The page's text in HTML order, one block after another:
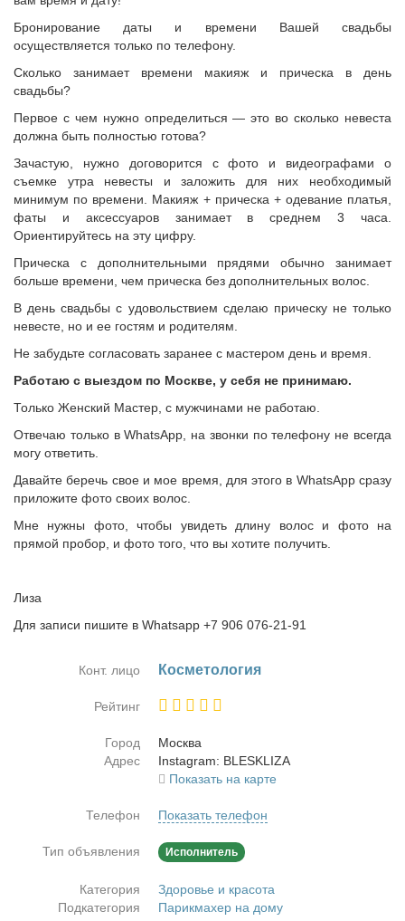
Бронирование даты и времени Вашей свадьбы
осуществляется только по телефону.
Сколько занимает времени макияж и прическа в день
свадьбы?
Первое с чем нужно определиться — это во сколько невеста
должна быть полностью готова?
Зачастую, нужно договорится с фото и видеографами о
съемке утра невесты и заложить для них необходимый
минимум по времени. Макияж + прическа + одевание платья,
фаты и аксессуаров занимает в среднем 3 часа.
Ориентируйтесь на эту цифру.
Прическа с дополнительными прядями обычно занимает
больше времени, чем прическа без дополнительных волос.
В день свадьбы с удовольствием сделаю прическу не только
невесте, но и ее гостям и родителям.
Не забудьте согласовать заранее с мастером день и время.
Работаю с выездом по Москве, у себя не принимаю.
Только Женский Мастер, с мужчинами не работаю.
Отвечаю только в WhatsApp, на звонки по телефону не всегда
могу ответить.
Давайте беречь свое и мое время, для этого в WhatsApp сразу
приложите фото своих волос.
Мне нужны фото, чтобы увидеть длину волос и фото на
прямой пробор, и фото того, что вы хотите получить.
Лиза
Для записи пишите в Whatsapp +7 906 076-21-91
Конт. лицо Кос­ме­то­ло­гия
Рейтинг
Город
Москва
Адрес
Instagram: BLESKLIZA
Показать на карте
Телефон Показать телефон
Тип объявления Исполнитель
Категория
Здоровье и красота
Подкатегория
Парикмахер на дому